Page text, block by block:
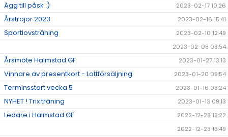
Ägg till påsk :) 2023-02-17 10:26
Årströjor 2023 2023-02-16 15:41
Sportlovsträning
2023-02-10 12:49
2023-02-08 08:54
Årsmöte Halmstad GF 2023-01-27 13:13
Vinnare av presentkort - Lottförsäljning 2023-01-20 09:54
Terminsstart vecka 5 2023-01-16 08:24
NYHET ! Trix träning 2023-01-13 09:13
Ledare i Halmstad GF
2022-12-28 19:22
2022-12-23 13:49